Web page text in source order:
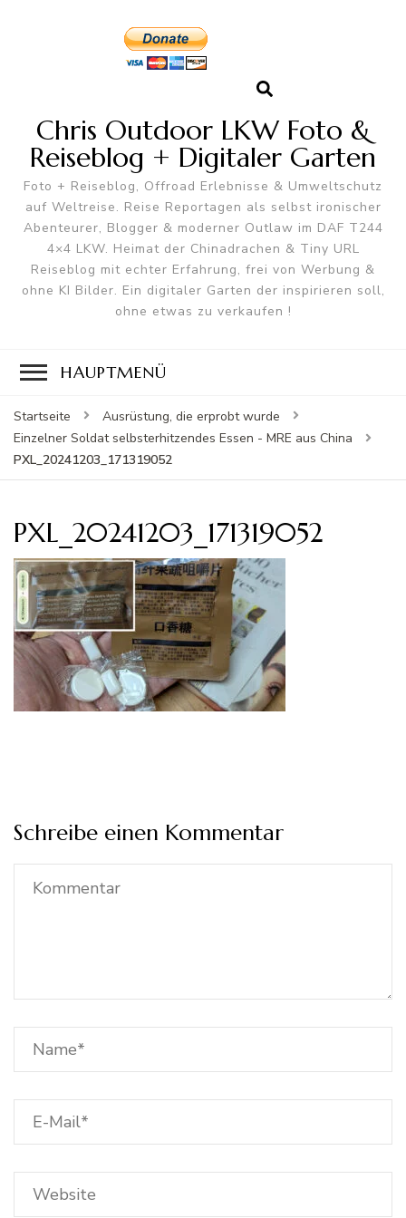
Chris Outdoor LKW Foto &
Reiseblog + Digitaler Garten
Foto + Reiseblog, Offroad Erlebnisse & Umweltschutz
auf Weltreise. Reise Reportagen als selbst ironischer
Abenteurer, Blogger & moderner Outlaw im DAF T244
4×4 LKW. Heimat der Chinadrachen & Tiny URL
Reiseblog mit echter Erfahrung, frei von Werbung &
ohne KI Bilder. Ein digitaler Garten der inspirieren soll,
ohne etwas zu verkaufen !
HAUPTMENÜ
Startseite
Ausrüstung, die erprobt wurde
Einzelner Soldat selbsterhitzendes Essen - MRE aus China
PXL_20241203_171319052
PXL_20241203_171319052
Schreibe einen Kommentar